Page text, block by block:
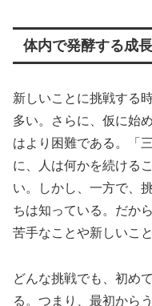
体内で発酵する成
新しいことに挑戦する
多い。さらに、仮に始
はより困難である。「
に、人は何かを続ける
い。しかし、一方で、
ちは知っている。だか
苦手なことや新しいこ
どんな挑戦でも、初め
る。つまり、最初から